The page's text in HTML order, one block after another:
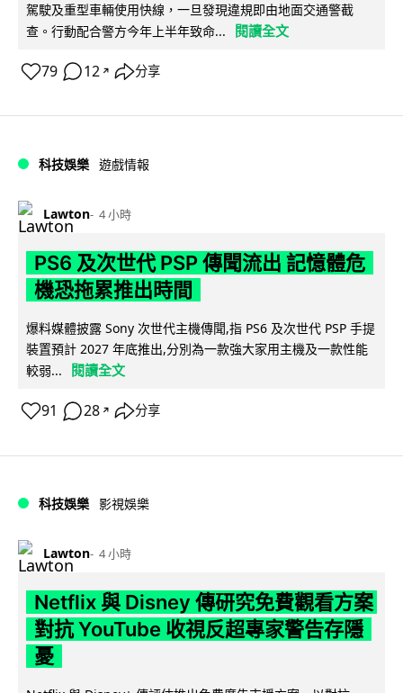
駕駛及重型車輛使用快線，一旦發現違規即由地面交通警截
查。行動配合警方今年上半年致命...
閱讀全文
79 12 ↗ 分享
科技娛樂 遊戲情報
Lawton 4 小時
PS6 及次世代 PSP 傳聞流出 記憶體危
機恐拖累推出時間
爆料媒體披露 Sony 次世代主機傳聞,指 PS6 及次世代 PSP 手提
裝置預計 2027 年底推出,分別為一款強大家用主機及一款性能
較弱...
閱讀全文
91 28 ↗ 分享
科技娛樂 影視娛樂
Lawton 4 小時
Netflix 與 Disney 傳研究免費觀看方案
對抗 YouTube 收視反超專家警告存隱
憂